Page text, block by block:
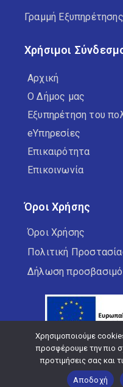
Γραμμή
Χρήσιμοι
Αρχική
Ο Δήμος μας
Εξυπηρέτηση του
eΥπηρεσίες
Επικαιρότητα
Επικοινωνία
Όροι Χρήσης
Όροι Χρήσης
Πολιτική
Δήλωση
Copyright © 2026
Χρησιμοποιούμε
προσφέρουμε την πιο
προτιμήσεις σας και
Αποδοχή